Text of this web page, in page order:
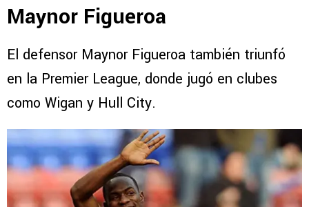
Maynor Figueroa
El defensor Maynor Figueroa también triunfó
en la Premier League, donde jugó en clubes
como Wigan y Hull City.